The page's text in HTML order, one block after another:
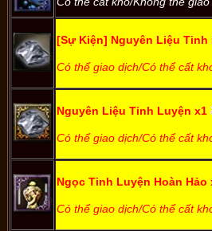
[Sự Kiện] Nguyên Liệu
Có thể giao dịch/Có thể cất
Nguyên Liệu Tinh Luyện x1
Có thể giao dịch/Có thể cất
Ngọc Tinh Luyện Hoàn
Có thể giao dịch/Có thể cất